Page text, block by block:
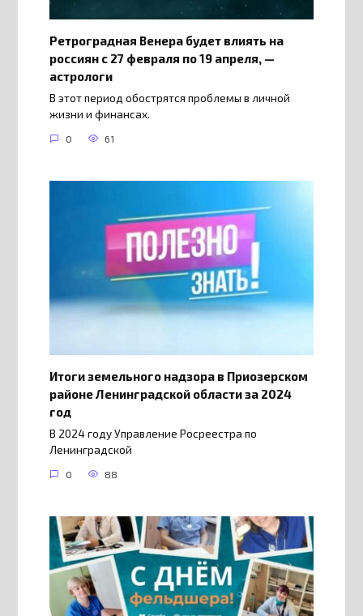
Ретроградная Венера будет влиять на
россиян с 27 февраля по 19 апреля, —
астрологи
В этот период обострятся проблемы в личной
жизни и финансах.
0 61
Итоги земельного надзора в Приозерском
районе Ленинградской области за 2024
год
В 2024 году Управление Росреестра по
Ленинградской
0 88